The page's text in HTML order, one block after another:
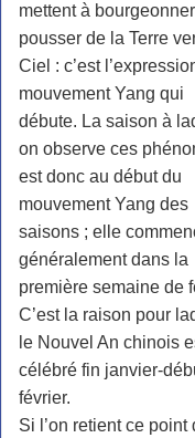
mettent à
pousser de la Terre
Ciel : c’est
mouvement Yang qui
débute. La saison à
on observe ces
est donc au début du
mouvement Yang des
saisons ; elle
généralement dans la
première semaine de
C’est la raison pour
le Nouvel An chinois
célébré fin janvier-
février.
Si l’on retient ce point